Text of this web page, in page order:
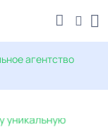
агентство